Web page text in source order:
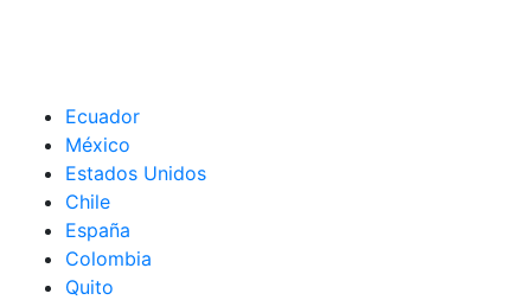
Ecuador
México
Estados Unidos
Chile
España
Colombia
Quito